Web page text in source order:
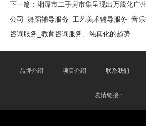
下一篇： 湘潭市二手房市集呈现出万般化广
公司_舞蹈辅导服务_工艺美术辅导服务_音
咨询服务_教育咨询服务、纯真化的趋势
品牌介绍 项目介绍 联系我们
友情链接：